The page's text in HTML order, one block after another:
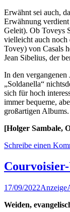
Erwähnt sei auch,
Erwähnung
Geleit). Ob Toveys
vielleicht auch noch
Tovey) von Casals
Jean Sibelius, der
In den
„Soldanella“
sich für hoch
immer bequeme,
großartigen Albums.
[Holger Sambale,
Schreibe einen
17/09/2022Anzeige
Weiden,